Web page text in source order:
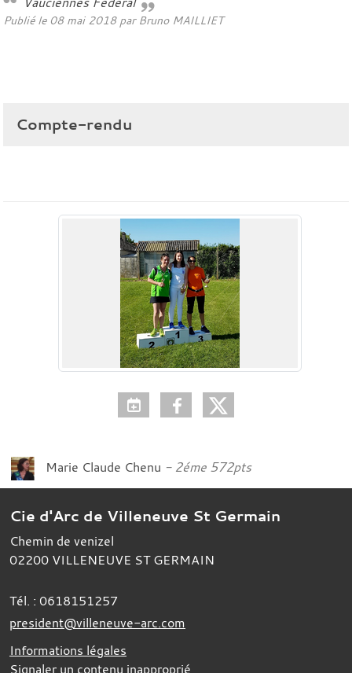
Publié le 08 mai 2018par Bruno MAILLIET
Compte-rendu
Marie Claude Chenu 2éme 572pts
Cie d'Arc de Villeneuve St Germain
Chemin de venizel
02200 VILLENEUVE ST GERMAIN
Tél. : 0618151257
president@villeneuve-arc.com
Informations légales
Signaler un contenu inapproprié